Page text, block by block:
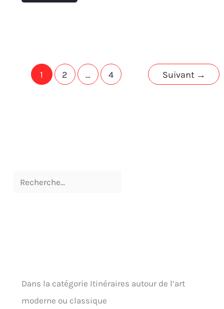
1 2 … 4 Suivant →
Dans la catégorie Itinéraires autour de l’art
moderne ou classique